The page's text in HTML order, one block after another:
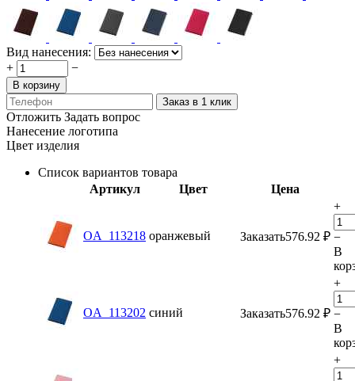
Вид нанесения:
+
−
В корзину
Заказ в 1 клик
Отложить Задать вопрос
Нанесение логотипа
Цвет изделия
Список вариантов товара
Артикул
Цвет Цена
OA_113218 оранжевый Заказать576.92 ₽
+
−
В
OA_113202 синий Заказать576.92 ₽
+
−
В
+